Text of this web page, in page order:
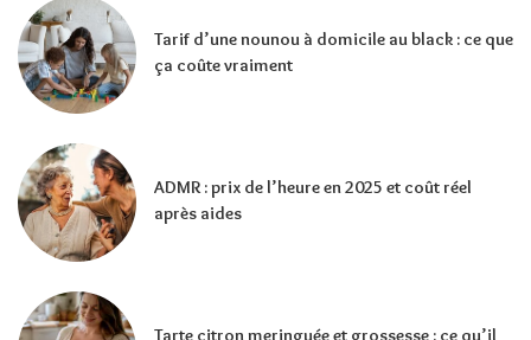
Tarif d’une nounou à domicile au black : ce que
ça coûte vraiment
ADMR : prix de l’heure en 2025 et coût réel
après aides
Tarte citron meringuée et grossesse : ce qu’il